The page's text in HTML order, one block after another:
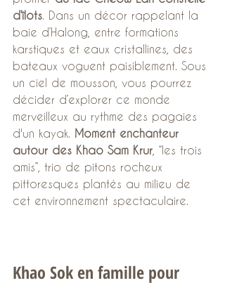
d’îlots. Dans un décor rappelant la
baie d’Halong, entre formations
karstiques et eaux cristallines, des
bateaux voguent paisiblement. Sous
un ciel de mousson, vous pourrez
décider d’explorer ce monde
merveilleux au rythme des pagaies
d'un kayak. Moment enchanteur
autour des Khao Sam Krur , “les trois
amis”, trio de pitons rocheux
pittoresques plantés au milieu de
cet environnement spectaculaire.
Khao Sok en famille pour